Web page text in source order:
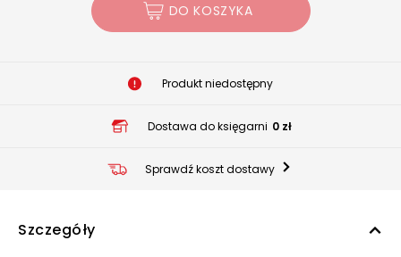
DO KOSZYKA
Produkt niedostępny
Dostawa do księgarni 0 zł
Sprawdź koszt dostawy
Szczegóły